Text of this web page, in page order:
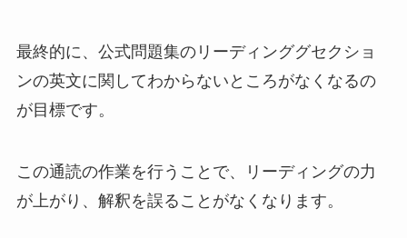
最終的に、公式問題集のリーディンググセクショ
ンの英文に関してわからないところがなくなるの
が目標です。
この通読の作業を行うことで、リーディングの力
が上がり、解釈を誤ることがなくなります。